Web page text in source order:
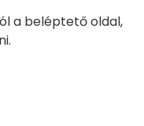
a beléptető oldal,